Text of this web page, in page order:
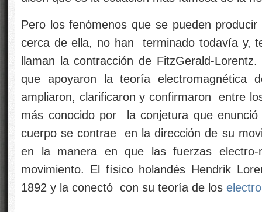
Pero los fenómenos que se pueden
cerca de ella, no han terminado todavía y,
llaman la contracción de FitzGerald-
que apoyaron la teoría electromagnética
ampliaron, clarificaron y confirmaron entre
más conocido por la conjetura que
cuerpo se contrae en la dirección de su
en la manera en que las fuerzas electro-
movimiento. El físico holandés Hendrik
1892 y la conectó con su teoría de los